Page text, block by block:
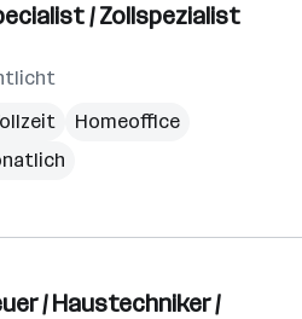
/ Zollspezialist
Homeoffice
/ Haustechniker /